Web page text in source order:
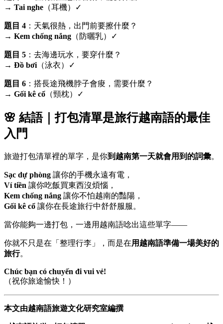
→ Tai nghe （耳機）✓
題目 4 ：天氣很熱，出門前要擦什麼？
→ Kem chống nắng （防曬乳）✓
題目 5 ：去海邊玩水，要穿什麼？
→ Đồ bơi （泳衣）✓
題目 6 ：搭長途飛機脖子會痠，需要什麼？
→ Gối kê cổ （頸枕）✓
🌸 結語｜打包清單是旅行越南語的最佳
入門
旅遊打包清單裡的單字，是你到越南第一天就會用到的詞彙。
Sạc dự phòng 讓你的手機永遠有電，
Ví tiền 讓你吃飯買東西沒煩惱，
Kem chống nắng 讓你不怕越南的豔陽，
Gối kê cổ 讓你在長途旅行中舒舒服服。
當你能夠一邊打包，一邊用越南語唸出這些單字——
你就不只是在「整理行李」，而是在用越南語準備一場美好的
旅行。
Chúc bạn có chuyến đi vui vẻ!
（祝你旅途愉快！）
本文由越南語旅遊文化研究室編撰